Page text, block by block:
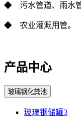
◆ 污水管道、雨水
◆ 农业灌溉用管。
产品中心
玻璃钢化粪池
玻璃钢储罐3